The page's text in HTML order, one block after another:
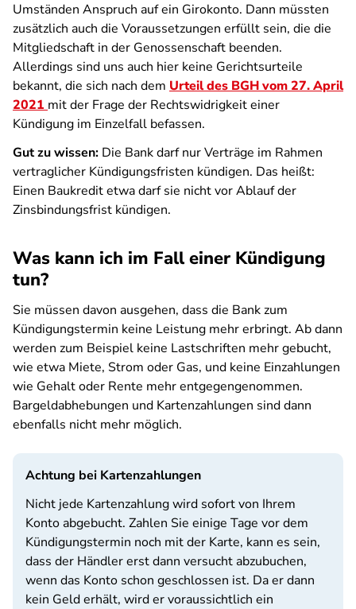
Umständen Anspruch auf ein Girokonto. Dann müssten
zusätzlich auch die Voraussetzungen erfüllt sein, die die
Mitgliedschaft in der Genossenschaft beenden.
Allerdings sind uns auch hier keine Gerichtsurteile
bekannt, die sich nach dem Urteil des BGH vom 27. April
2021 mit der Frage der Rechtswidrigkeit einer
Kündigung im Einzelfall befassen.
Gut zu wissen: Die Bank darf nur Verträge im Rahmen
vertraglicher Kündigungsfristen kündigen. Das heißt:
Einen Baukredit etwa darf sie nicht vor Ablauf der
Zinsbindungsfrist kündigen.
Was kann ich im Fall einer Kündigung
tun?
Sie müssen davon ausgehen, dass die Bank zum
Kündigungstermin keine Leistung mehr erbringt. Ab dann
werden zum Beispiel keine Lastschriften mehr gebucht,
wie etwa Miete, Strom oder Gas, und keine Einzahlungen
wie Gehalt oder Rente mehr entgegengenommen.
Bargeldabhebungen und Kartenzahlungen sind dann
ebenfalls nicht mehr möglich.
Achtung bei Kartenzahlungen
Nicht jede Kartenzahlung wird sofort von Ihrem
Konto abgebucht. Zahlen Sie einige Tage vor dem
Kündigungstermin noch mit der Karte, kann es sein,
dass der Händler erst dann versucht abzubuchen,
wenn das Konto schon geschlossen ist. Da er dann
kein Geld erhält, wird er voraussichtlich ein